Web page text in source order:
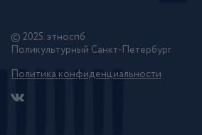
© 2025. этноспб
Поликультурный Санкт-Петербург
Политика конфиденциальности